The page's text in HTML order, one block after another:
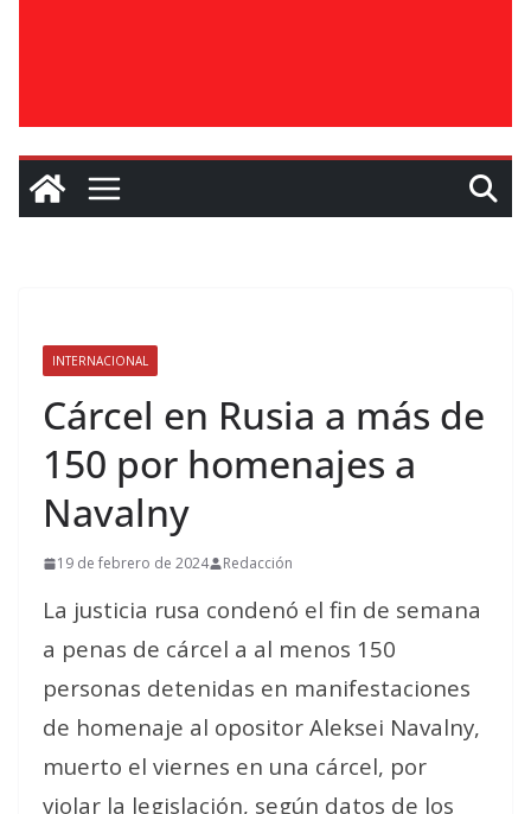
INTERNACIONAL
Cárcel en Rusia a más de
150 por homenajes a
Navalny
19 de febrero de 2024 Redacción
La justicia rusa condenó el fin de semana
a penas de cárcel a al menos 150
personas detenidas en manifestaciones
de homenaje al opositor Aleksei Navalny,
muerto el viernes en una cárcel, por
violar la legislación, según datos de los